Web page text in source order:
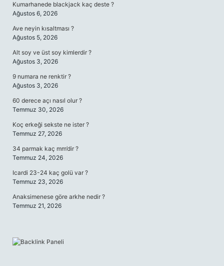
Kumarhanede blackjack kaç deste ?
Ağustos 6, 2026
Ave neyin kısaltması ?
Ağustos 5, 2026
Alt soy ve üst soy kimlerdir ?
Ağustos 3, 2026
9 numara ne renktir ?
Ağustos 3, 2026
60 derece açı nasıl olur ?
Temmuz 30, 2026
Koç erkeği sekste ne ister ?
Temmuz 27, 2026
34 parmak kaç mm’dir ?
Temmuz 24, 2026
Icardi 23-24 kaç golü var ?
Temmuz 23, 2026
Anaksimenese göre arkhe nedir ?
Temmuz 21, 2026